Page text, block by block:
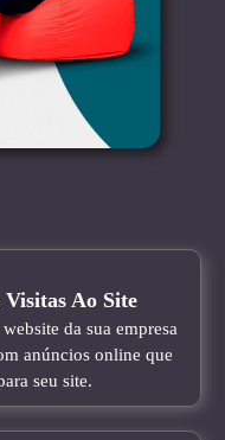
Ao Site
da sua empresa
anúncios online que
seu site.